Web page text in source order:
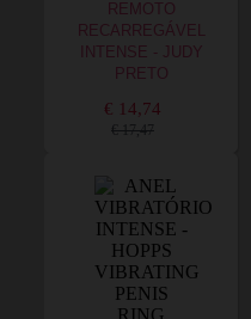
REMOTO
RECARREGÁVEL
INTENSE - JUDY
PRETO
€ 14,74
€ 17,47